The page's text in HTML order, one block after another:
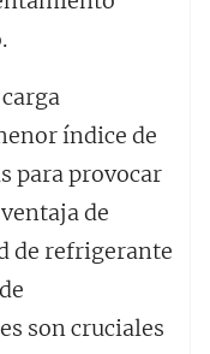
índice de
para provocar
de
de refrigerante
son cruciales